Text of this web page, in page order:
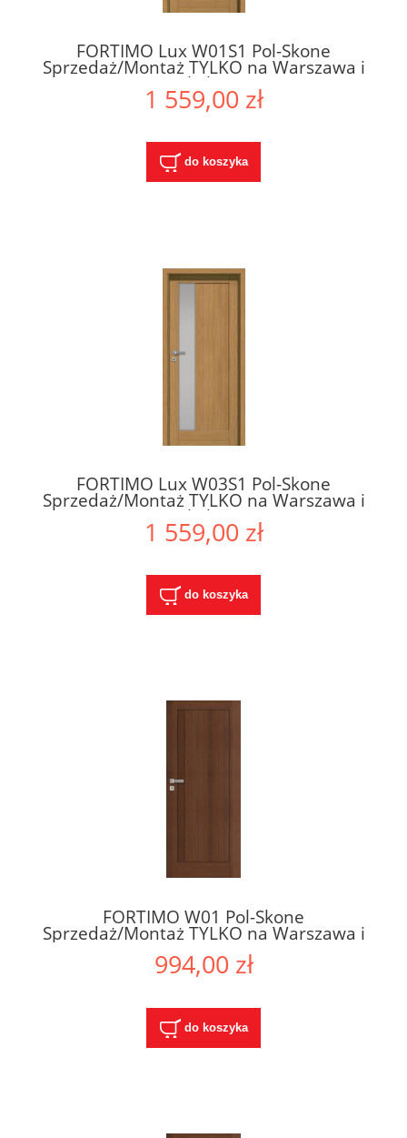
FORTIMO Lux W01S1 Pol-Skone
Sprzedaż/Montaż TYLKO na Warszawa i
Okolice
1 559,00 zł
do koszyka
FORTIMO Lux W03S1 Pol-Skone
Sprzedaż/Montaż TYLKO na Warszawa i
Okolice
1 559,00 zł
do koszyka
FORTIMO W01 Pol-Skone
Sprzedaż/Montaż TYLKO na Warszawa i
994,00 zł
do koszyka